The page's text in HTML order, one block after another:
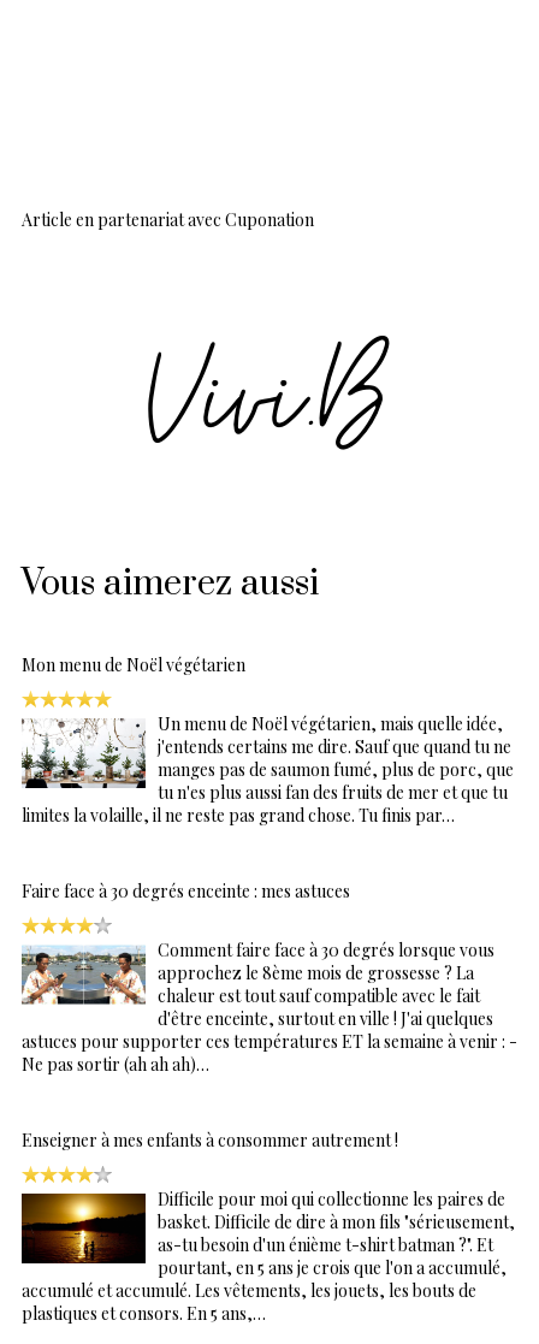
Article en partenariat avec Cuponation
Vous aimerez aussi
Mon menu de Noël végétarien
Un menu de Noël végétarien, mais quelle idée,
j'entends certains me dire. Sauf que quand tu ne
manges pas de saumon fumé, plus de porc, que
tu n'es plus aussi fan des fruits de mer et que tu
limites la volaille, il ne reste pas grand chose. Tu finis par…
Faire face à 30 degrés enceinte : mes astuces
Comment faire face à 30 degrés lorsque vous
approchez le 8ème mois de grossesse ? La
chaleur est tout sauf compatible avec le fait
d'être enceinte, surtout en ville ! J'ai quelques
astuces pour supporter ces températures ET la semaine à venir : -
Ne pas sortir (ah ah ah)…
Enseigner à mes enfants à consommer autrement !
Difficile pour moi qui collectionne les paires de
basket. Difficile de dire à mon fils "sérieusement,
as-tu besoin d'un énième t-shirt batman ?". Et
pourtant, en 5 ans je crois que l'on a accumulé,
accumulé et accumulé. Les vêtements, les jouets, les bouts de
plastiques et consors. En 5 ans,…